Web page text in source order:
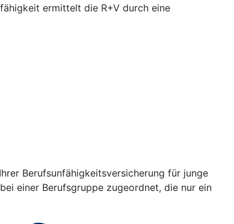
ermittelt die R+V durch eine
Berufsunfähigkeitsversicherung für junge
einer Berufsgruppe zugeordnet, die nur ein